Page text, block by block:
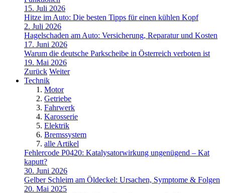
15. Juli 2026
Hitze im Auto: Die besten Tipps für einen kühlen Kopf
2. Juli 2026
Hagelschaden am Auto: Versicherung, Reparatur und Kosten
17. Juni 2026
Warum die deutsche Parkscheibe in Österreich verboten ist
19. Mai 2026
Zurück Weiter
Technik
Motor
Getriebe
Fahrwerk
Karosserie
Elektrik
Bremssystem
alle Artikel
Fehlercode P0420: Katalysatorwirkung ungenügend – Kat
kaputt?
30. Juni 2026
Gelber Schleim am Öldeckel: Ursachen, Symptome & Folgen
20. Mai 2025